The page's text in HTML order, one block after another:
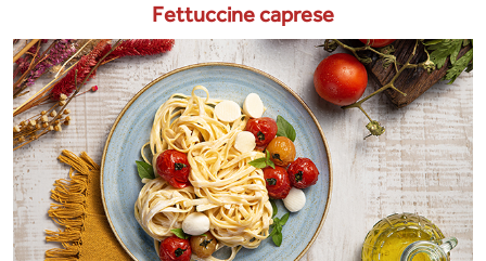
Fettuccine caprese